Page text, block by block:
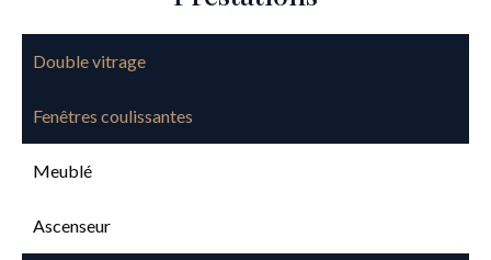
Double vitrage
Fenêtres coulissantes
Meublé
Ascenseur